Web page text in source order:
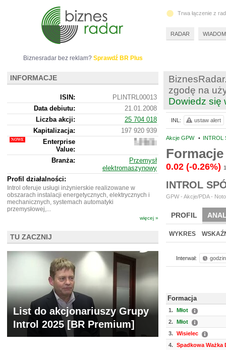
zgodę na
Dowiedz się
Akcje GPW • INTROL
0.02 (-0.26%)
INTROL
GPW - Akcje/PDA -
PROFIL
BR LAB
WYKRES
Interwał:
Formacja
1. Młot
2. Młot
3. Wisielec
4. Spadkowa Ważka
INL: ustaw alert
Biznesradar bez reklam? Sprawdź BR Plus
INFORMACJE
ISIN:
PLINTRL00013
Data debiutu:
21.01.2008
Liczba akcji:
25 704 018
Kapitalizacja:
197 920 939
Enterprise
Value:
241
939
Branża:
Przemysł
elektromaszynowy
Profil działalności:
Introl oferuje usługi inżynierskie realizowane w
obszarach instalacji energetycznych, elektrycznych i
mechanicznych, systemach automatyki
przemysłowej,...
więcej »
TU ZACZNIJ
List do akcjonariuszy Grupy
Introl 2025 [BR Premium]
Trwa łączenie z
RADAR